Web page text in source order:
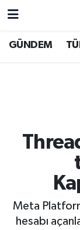
GÜNDEM
Meta
hesabı